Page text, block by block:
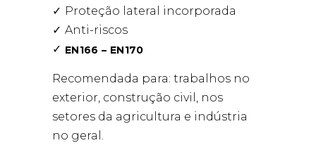
Proteção lateral incorporada
Anti-riscos
EN166 – EN170
Recomendada para: trabalhos no
exterior, construção civil, nos
setores da agricultura e indústria
no geral.